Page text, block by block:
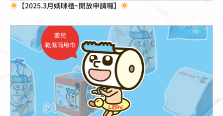
【2025.3月媽咪禮~開放申請囉】
點擊這裡